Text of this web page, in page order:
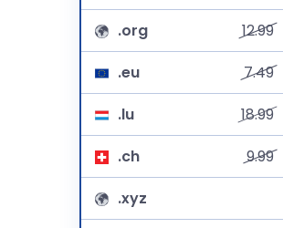
.org
12.99
.eu
7.49
.lu
18.99
.ch
9.99
.xyz